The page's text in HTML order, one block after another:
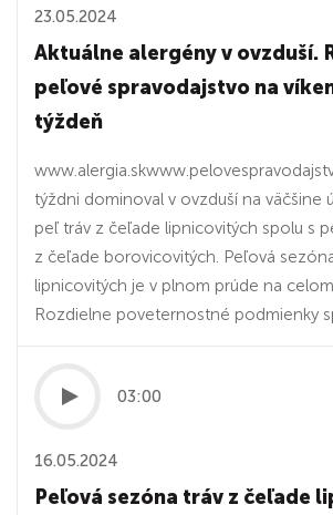
23.05.2024
Aktuálne alergény v ovzduší.
peľové spravodajstvo na
týždeň
týždni dominoval v ovzduší na väčšine
peľ tráv z čeľade lipnicovitých spolu s
z čeľade borovicovitých. Peľová
lipnicovitých je v plnom prúde na
Rozdielne poveternostné podmienky
03:00
16.05.2024
Peľová sezóna tráv z čeľade